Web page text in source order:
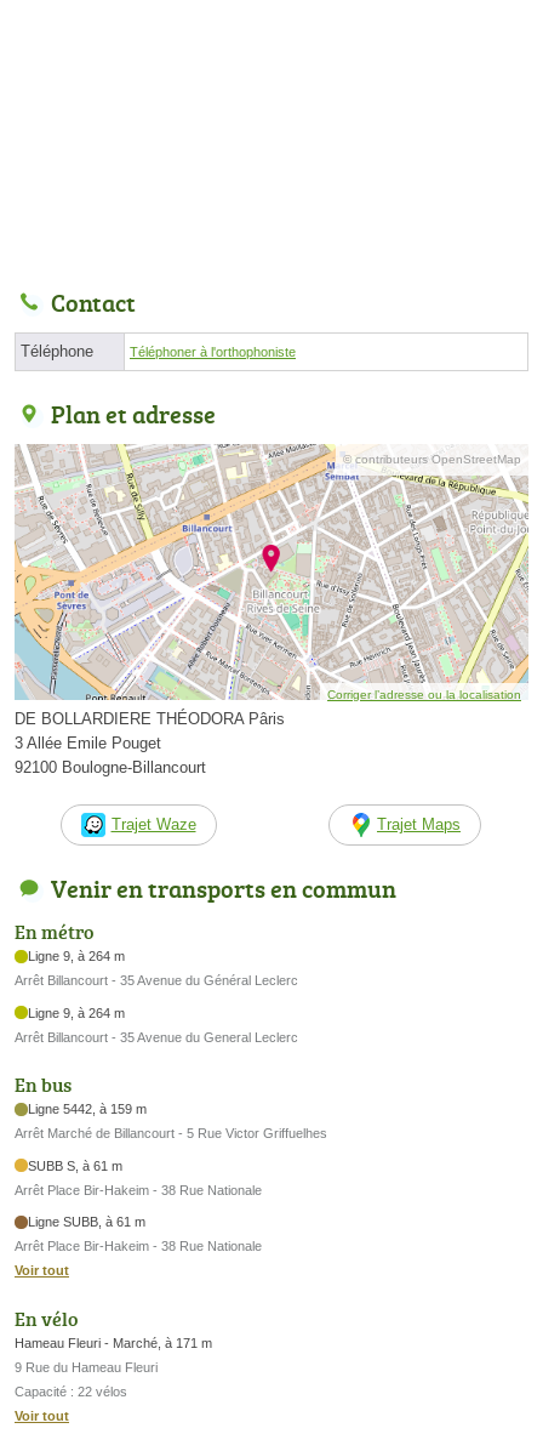
Contact
Téléphone Téléphoner à l'orthophoniste
Plan et adresse
© contributeurs OpenStreetMap
Corriger l’adresse ou la localisation
DE BOLLARDIERE THÉODORA Pâris
3 Allée Emile Pouget
92100 Boulogne-Billancourt
Trajet Waze Trajet Maps
Venir en transports en commun
En métro
Ligne 9, à 264 m
Arrêt Billancourt - 35 Avenue du Général Leclerc
Ligne 9, à 264 m
Arrêt Billancourt - 35 Avenue du General Leclerc
En bus
Ligne 5442, à 159 m
Arrêt Marché de Billancourt - 5 Rue Victor Griffuelhes
SUBB S, à 61 m
Arrêt Place Bir-Hakeim - 38 Rue Nationale
Ligne SUBB, à 61 m
Arrêt Place Bir-Hakeim - 38 Rue Nationale
Voir tout
En vélo
Hameau Fleuri - Marché, à 171 m
9 Rue du Hameau Fleuri
Capacité : 22 vélos
Voir tout